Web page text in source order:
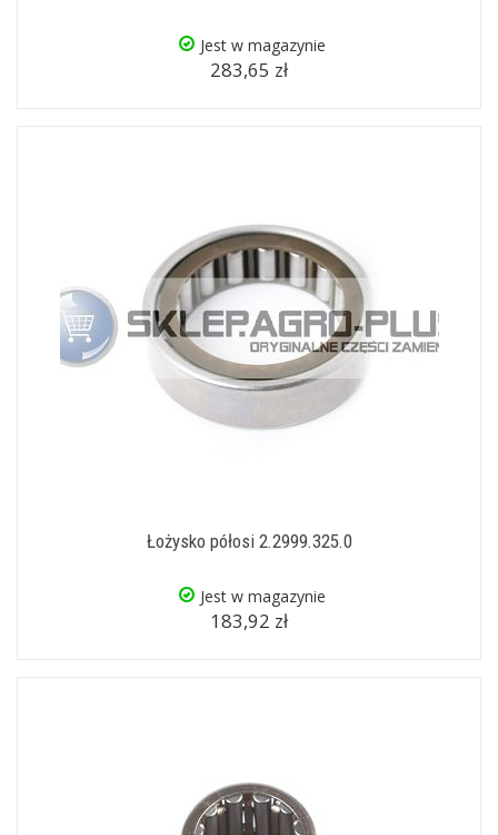
Jest w magazynie
283,65 zł
Łożysko półosi 2.2999.325.0
Jest w magazynie
183,92 zł